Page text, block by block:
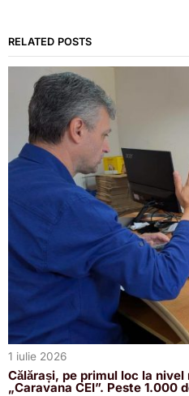
RELATED POSTS
1 iulie 2026
Călărași, pe primul loc la
„Caravana CEI”. Peste 1.000